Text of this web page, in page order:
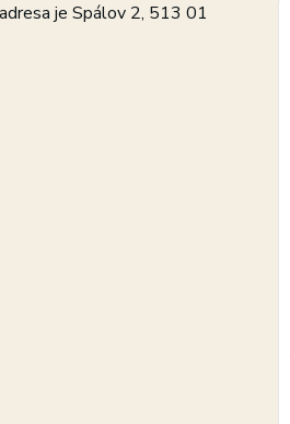
je Spálov 2, 513 01